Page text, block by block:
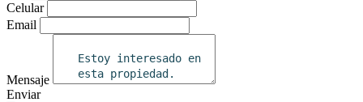
Celular
Email
Mensaje
Enviar